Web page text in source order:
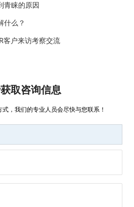
青睐的原因
什么？
客户来访考察交流
取咨询信息
，我们的专业人员会尽快与您联系！